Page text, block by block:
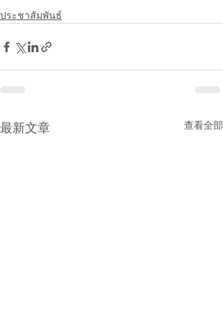
ประชาสัมพันธ์
最新文章 查看全部